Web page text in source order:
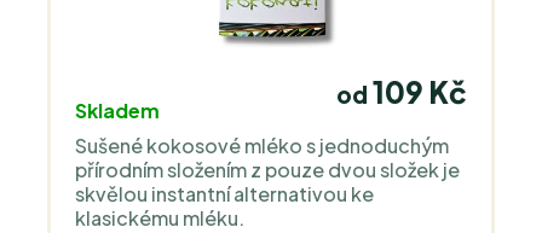
Skladem
od 109 Kč
Sušené kokosové mléko s jednoduchým
přírodním složením z pouze dvou složek je
skvělou instantní alternativou ke
klasickému mléku.